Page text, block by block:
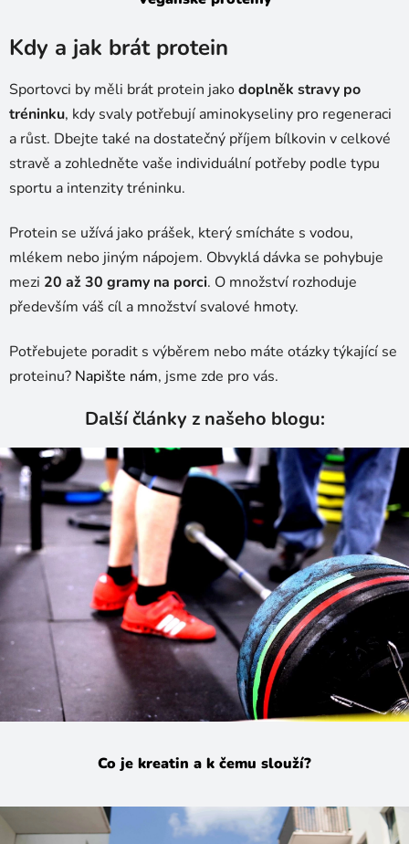
Kdy a jak brát protein
Sportovci by měli brát protein jakodoplněk stravy po
tréninku, kdy svaly potřebují aminokyseliny pro regeneraci
a růst. Dbejte také na dostatečný příjem bílkovin v celkové
stravě a zohledněte vaše individuální potřeby podle typu
sportu a intenzity tréninku.
Protein se užívá jako prášek, který smícháte s vodou,
mlékem nebo jiným nápojem. Obvyklá dávka se pohybuje
mezi 20 až 30 gramy na porci. O množství rozhoduje
především váš cíl a množství svalové hmoty.
Potřebujete poradit s výběrem nebo máte otázky týkající se
proteinu? Napište nám, jsme zde pro vás.
Další články z našeho blogu:
Co je kreatin a k čemu slouží?